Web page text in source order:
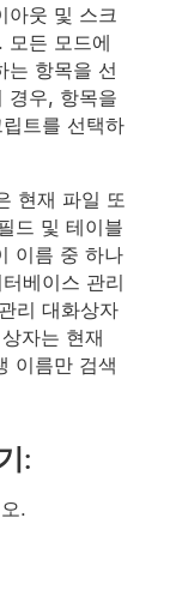
아웃 및 스크
모든 모드에
는 항목을 선
경우, 항목을
트를 선택하
현재 파일 또
드 및 테이블
이름 중 하나
베이스 관리
리 대화상자
자는 현재
이름만 검색
:
.